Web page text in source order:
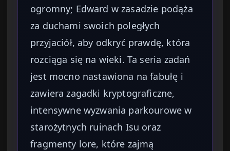
ogromny; Edward w zasadzie podąża
za duchami swoich poległych
przyjaciół, aby odkryć prawdę, która
rozciąga się na wieki. Ta seria zadań
jest mocno nastawiona na fabułę i
zawiera zagadki kryptograficzne,
intensywne wyzwania parkourowe w
starożytnych ruinach Isu oraz
fragmenty lore, które zajmą